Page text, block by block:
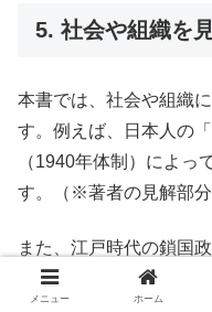
5. 社会や組織を
本書では、社会や組織
す。例えば、日本人の
（1940年体制）によっ
す。（※著者の見解部分
また、江戸時代の鎖国
メニュー ホーム